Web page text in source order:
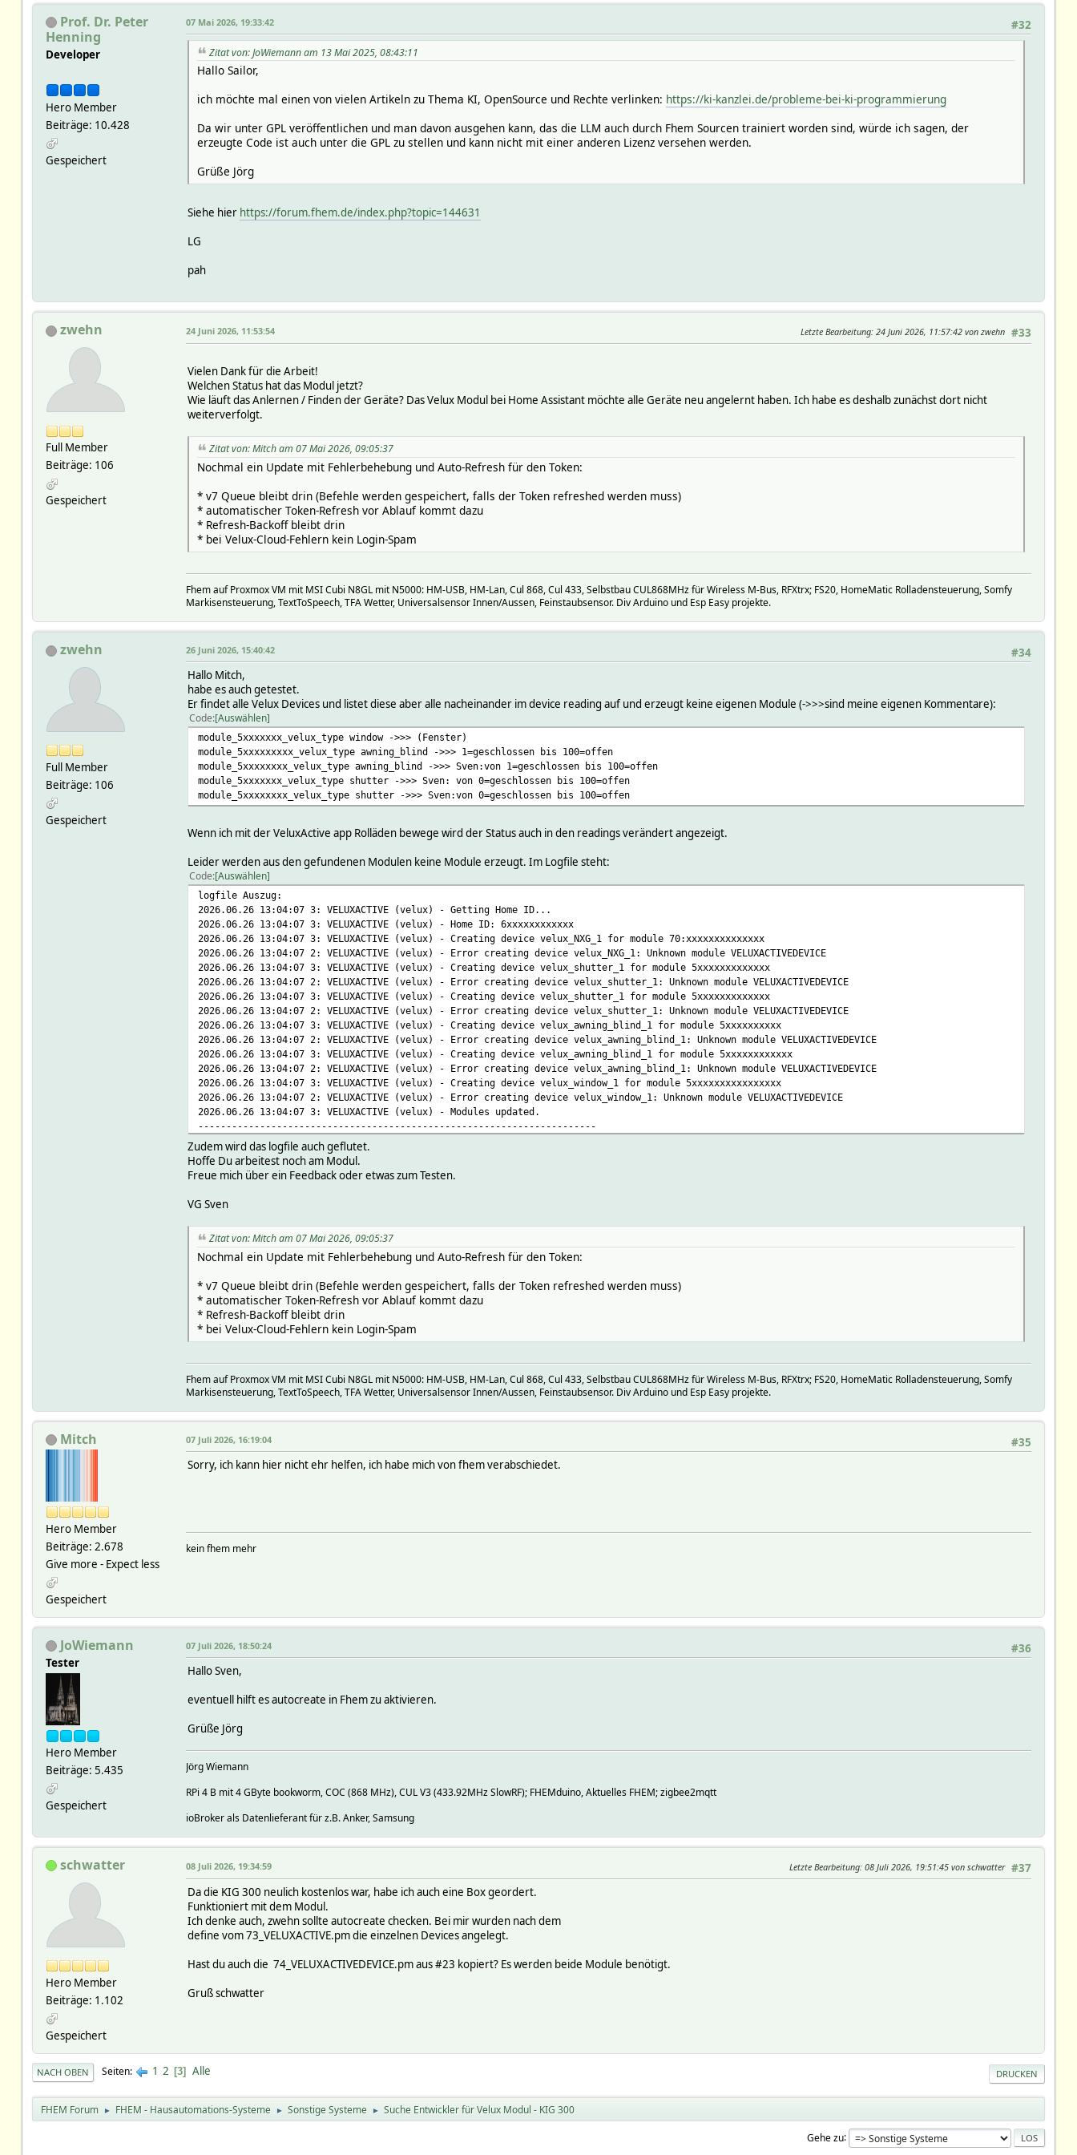
Prof. Dr. Peter
Henning
Developer
Hero Member
Beiträge: 10.428
Gespeichert
#32
07 Mai 2026, 19:33:42
Zitat von: JoWiemann am 13 Mai 2025, 08:43:11
Hallo Sailor,
ich möchte mal einen von vielen Artikeln zu Thema KI, OpenSource und Rechte verlinken: https://ki-kanzlei.de/probleme-bei-ki-programmierung
Da wir unter GPL veröffentlichen und man davon ausgehen kann, das die LLM auch durch Fhem Sourcen trainiert worden sind, würde ich sagen, der
erzeugte Code ist auch unter die GPL zu stellen und kann nicht mit einer anderen Lizenz versehen werden.
Grüße Jörg
Siehe hier https://forum.fhem.de/index.php?topic=144631
LG
pah
zwehn
Full Member
Beiträge: 106
Gespeichert
#33
24 Juni 2026, 11:53:54 Letzte Bearbeitung: 24 Juni 2026, 11:57:42 von zwehn
Vielen Dank für die Arbeit!
Welchen Status hat das Modul jetzt?
Wie läuft das Anlernen / Finden der Geräte? Das Velux Modul bei Home Assistant möchte alle Geräte neu angelernt haben. Ich habe es deshalb zunächst dort nicht
weiterverfolgt.
Zitat von: Mitch am 07 Mai 2026, 09:05:37
Nochmal ein Update mit Fehlerbehebung und Auto-Refresh für den Token:
* v7 Queue bleibt drin (Befehle werden gespeichert, falls der Token refreshed werden muss)
* automatischer Token-Refresh vor Ablauf kommt dazu
* Refresh-Backoff bleibt drin
* bei Velux-Cloud-Fehlern kein Login-Spam
Fhem auf Proxmox VM mit MSI Cubi N8GL mit N5000: HM-USB, HM-Lan, Cul 868, Cul 433, Selbstbau CUL868MHz für Wireless M-Bus, RFXtrx; FS20, HomeMatic Rolladensteuerung, Somfy
Markisensteuerung, TextToSpeech, TFA Wetter, Universalsensor Innen/Aussen, Feinstaubsensor. Div Arduino und Esp Easy projekte.
zwehn
Full Member
Beiträge: 106
Gespeichert
#34
26 Juni 2026, 15:40:42
Hallo Mitch,
habe es auch getestet.
Er findet alle Velux Devices und listet diese aber alle nacheinander im device reading auf und erzeugt keine eigenen Module (->>>sind meine eigenen Kommentare):
Code Auswählen
module_5xxxxxxx_velux_type window ->>> (Fenster)
module_5xxxxxxxxx_velux_type awning_blind ->>> 1=geschlossen bis 100=offen
module_5xxxxxxxx_velux_type awning_blind ->>> Sven:von 1=geschlossen bis 100=offen
module_5xxxxxxx_velux_type shutter ->>> Sven: von 0=geschlossen bis 100=offen
module_5xxxxxxxx_velux_type shutter ->>> Sven:von 0=geschlossen bis 100=offen
Wenn ich mit der VeluxActive app Rolläden bewege wird der Status auch in den readings verändert angezeigt.
Leider werden aus den gefundenen Modulen keine Module erzeugt. Im Logfile steht:
Code Auswählen
logfile Auszug:
2026.06.26 13:04:07 3: VELUXACTIVE (velux) - Getting Home ID...
2026.06.26 13:04:07 3: VELUXACTIVE (velux) - Home ID: 6xxxxxxxxxxxx
2026.06.26 13:04:07 3: VELUXACTIVE (velux) - Creating device velux_NXG_1 for module 70:xxxxxxxxxxxxxx
2026.06.26 13:04:07 2: VELUXACTIVE (velux) - Error creating device velux_NXG_1: Unknown module VELUXACTIVEDEVICE
2026.06.26 13:04:07 3: VELUXACTIVE (velux) - Creating device velux_shutter_1 for module 5xxxxxxxxxxxxx
2026.06.26 13:04:07 2: VELUXACTIVE (velux) - Error creating device velux_shutter_1: Unknown module VELUXACTIVEDEVICE
2026.06.26 13:04:07 3: VELUXACTIVE (velux) - Creating device velux_shutter_1 for module 5xxxxxxxxxxxxx
2026.06.26 13:04:07 2: VELUXACTIVE (velux) - Error creating device velux_shutter_1: Unknown module VELUXACTIVEDEVICE
2026.06.26 13:04:07 3: VELUXACTIVE (velux) - Creating device velux_awning_blind_1 for module 5xxxxxxxxxx
2026.06.26 13:04:07 2: VELUXACTIVE (velux) - Error creating device velux_awning_blind_1: Unknown module VELUXACTIVEDEVICE
2026.06.26 13:04:07 3: VELUXACTIVE (velux) - Creating device velux_awning_blind_1 for module 5xxxxxxxxxxxx
2026.06.26 13:04:07 2: VELUXACTIVE (velux) - Error creating device velux_awning_blind_1: Unknown module VELUXACTIVEDEVICE
2026.06.26 13:04:07 3: VELUXACTIVE (velux) - Creating device velux_window_1 for module 5xxxxxxxxxxxxxxxx
2026.06.26 13:04:07 2: VELUXACTIVE (velux) - Error creating device velux_window_1: Unknown module VELUXACTIVEDEVICE
2026.06.26 13:04:07 3: VELUXACTIVE (velux) - Modules updated.
-----------------------------------------------------------------------
Zudem wird das logfile auch geflutet.
Hoffe Du arbeitest noch am Modul.
Freue mich über ein Feedback oder etwas zum Testen.
VG Sven
Zitat von: Mitch am 07 Mai 2026, 09:05:37
Nochmal ein Update mit Fehlerbehebung und Auto-Refresh für den Token:
* v7 Queue bleibt drin (Befehle werden gespeichert, falls der Token refreshed werden muss)
* automatischer Token-Refresh vor Ablauf kommt dazu
* Refresh-Backoff bleibt drin
* bei Velux-Cloud-Fehlern kein Login-Spam
Fhem auf Proxmox VM mit MSI Cubi N8GL mit N5000: HM-USB, HM-Lan, Cul 868, Cul 433, Selbstbau CUL868MHz für Wireless M-Bus, RFXtrx; FS20, HomeMatic Rolladensteuerung, Somfy
Markisensteuerung, TextToSpeech, TFA Wetter, Universalsensor Innen/Aussen, Feinstaubsensor. Div Arduino und Esp Easy projekte.
Mitch
Hero Member
Beiträge: 2.678
Give more - Expect less
Gespeichert
#35
07 Juli 2026, 16:19:04
Sorry, ich kann hier nicht ehr helfen, ich habe mich von fhem verabschiedet.
kein fhem mehr
JoWiemann
Tester
Hero Member
Beiträge: 5.435
Gespeichert
#36
07 Juli 2026, 18:50:24
Hallo Sven,
eventuell hilft es autocreate in Fhem zu aktivieren.
Grüße Jörg
Jörg Wiemann
RPi 4 B mit 4 GByte bookworm, COC (868 MHz), CUL V3 (433.92MHz SlowRF); FHEMduino, Aktuelles FHEM; zigbee2mqtt
ioBroker als Datenlieferant für z.B. Anker, Samsung
schwatter
Hero Member
Beiträge: 1.102
Gespeichert
#37
08 Juli 2026, 19:34:59 Letzte Bearbeitung: 08 Juli 2026, 19:51:45 von schwatter
Da die KIG 300 neulich kostenlos war, habe ich auch eine Box geordert.
Funktioniert mit dem Modul.
Ich denke auch, zwehn sollte autocreate checken. Bei mir wurden nach dem
define vom 73_VELUXACTIVE.pm die einzelnen Devices angelegt.
Hast du auch die 74_VELUXACTIVEDEVICE.pm aus #23 kopiert? Es werden beide Module benötigt.
Gruß schwatter
DRUCKEN
NACH OBEN Seiten 1 2 3 Alle
FHEM Forum ► FHEM - Hausautomations-Systeme ► Sonstige Systeme ► Suche Entwickler für Velux Modul - KIG 300
Gehe zu